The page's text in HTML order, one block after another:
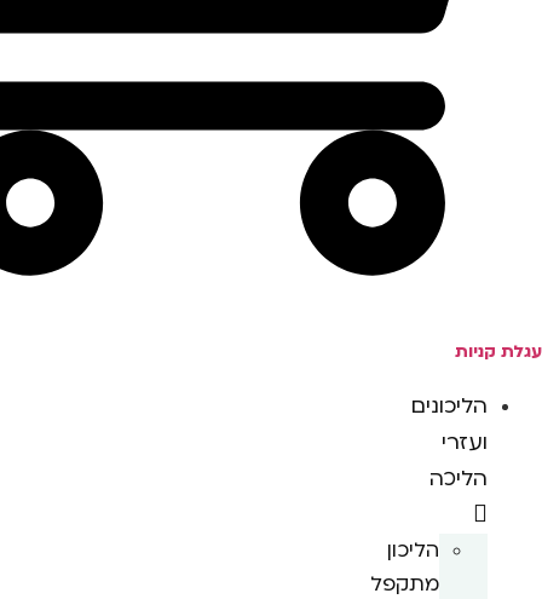
עגלת קניות
הליכונים
ועזרי
הליכה
הליכון
מתקפל